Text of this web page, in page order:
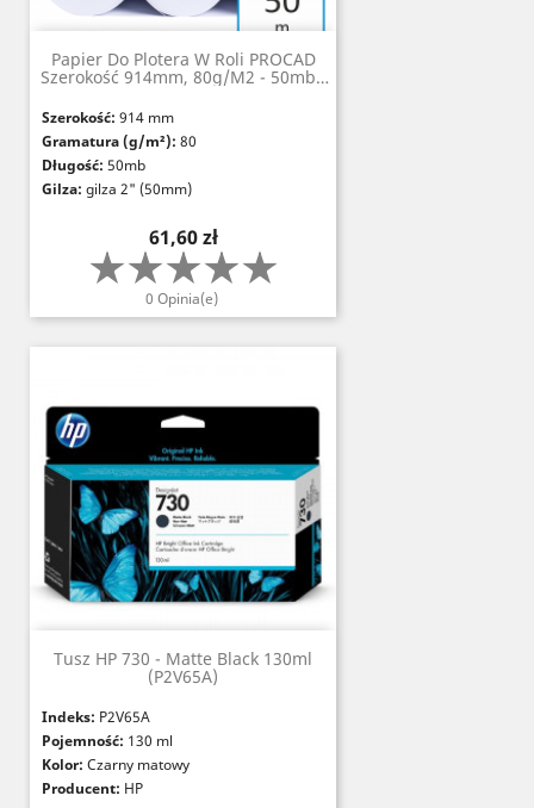
Papier Do Plotera W Roli PROCAD
Szerokość 914mm, 80g/m2 - 50mb -
Szerokość: 914 mm
Gramatura (g/m²): 80
Długość: 50mb
Gilza: gilza 2" (50mm)
117
Szorstkość (Bendtsen, ml/min):200
Białość:CIE 167
FSC, PEFC, ISO 14001, Paper
Standardy:DIN 6723 i 6724-1
Cena
61,60 zł
0 Opinia(e)
Tusz HP 730 - Matte Black 130ml
(P2V65A)
Indeks: P2V65A
Pojemność: 130 ml
Kolor: Czarny matowy
Producent: HP